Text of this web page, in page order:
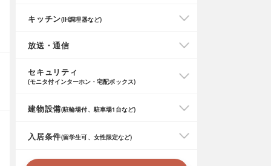
キッチン(IH調理器など)
放送・通信
セキュリティ
(モニタ付インターホン・宅配ボックス)
建物設備(駐輪場付、駐車場1台など)
入居条件(留学生可、女性限定など)